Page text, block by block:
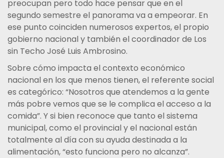
preocupan pero todo hace pensar que en el
segundo semestre el panorama va a empeorar. En
ese punto coinciden numerosos expertos, el propio
gobierno nacional y también el coordinador de Los
sin Techo José Luis Ambrosino.
Sobre cómo impacta el contexto económico
nacional en los que menos tienen, el referente social
es categórico: “Nosotros que atendemos a la gente
más pobre vemos que se le complica el acceso a la
comida”. Y si bien reconoce que tanto el sistema
municipal, como el provincial y el nacional están
totalmente al día con su ayuda destinada a la
alimentación, “esto funciona pero no alcanza”.